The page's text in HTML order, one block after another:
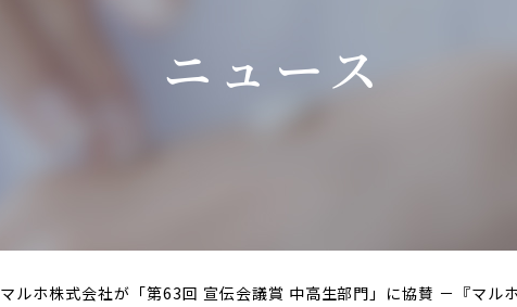
ニュース
マルホ株式会社が「第63回 宣伝会議賞 中高生部門」に協賛 －『マ